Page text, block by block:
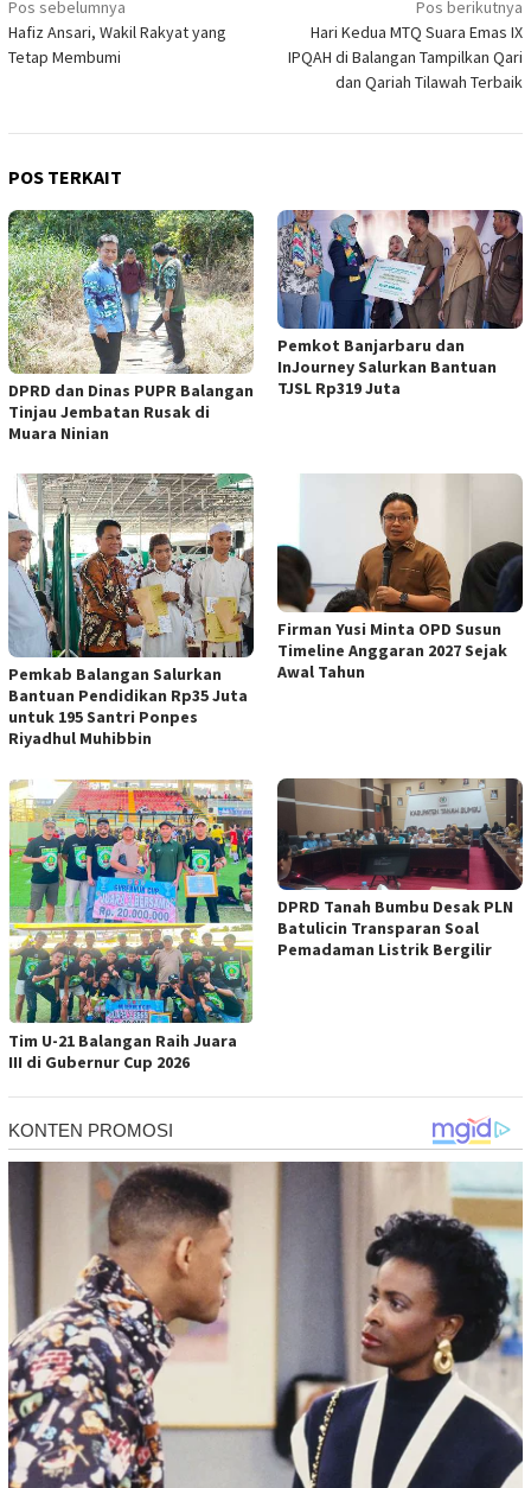
Navigasi
pos
Pos sebelumnya
Hafiz Ansari, Wakil Rakyat yang
Tetap Membumi
Pos berikutnya
Hari Kedua MTQ Suara Emas IX
IPQAH di Balangan Tampilkan Qari
dan Qariah Tilawah Terbaik
POS TERKAIT
DPRD dan Dinas PUPR Balangan
Tinjau Jembatan Rusak di
Muara Ninian
Pemkot Banjarbaru dan
InJourney Salurkan Bantuan
TJSL Rp319 Juta
Pemkab Balangan Salurkan
Bantuan Pendidikan Rp35 Juta
untuk 195 Santri Ponpes
Riyadhul Muhibbin
Firman Yusi Minta OPD Susun
Timeline Anggaran 2027 Sejak
Awal Tahun
Tim U-21 Balangan Raih Juara
III di Gubernur Cup 2026
DPRD Tanah Bumbu Desak PLN
Batulicin Transparan Soal
Pemadaman Listrik Bergilir